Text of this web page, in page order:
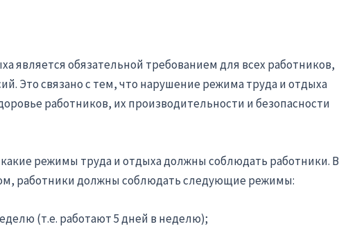
является обязательной требованием для всех работников,
Это связано с тем, что нарушение режима труда и отдыха
работников, их производительности и безопасности
режимы труда и отдыха должны соблюдать работники. В
работники должны соблюдать следующие режимы:
(т.е. работают 5 дней в неделю);